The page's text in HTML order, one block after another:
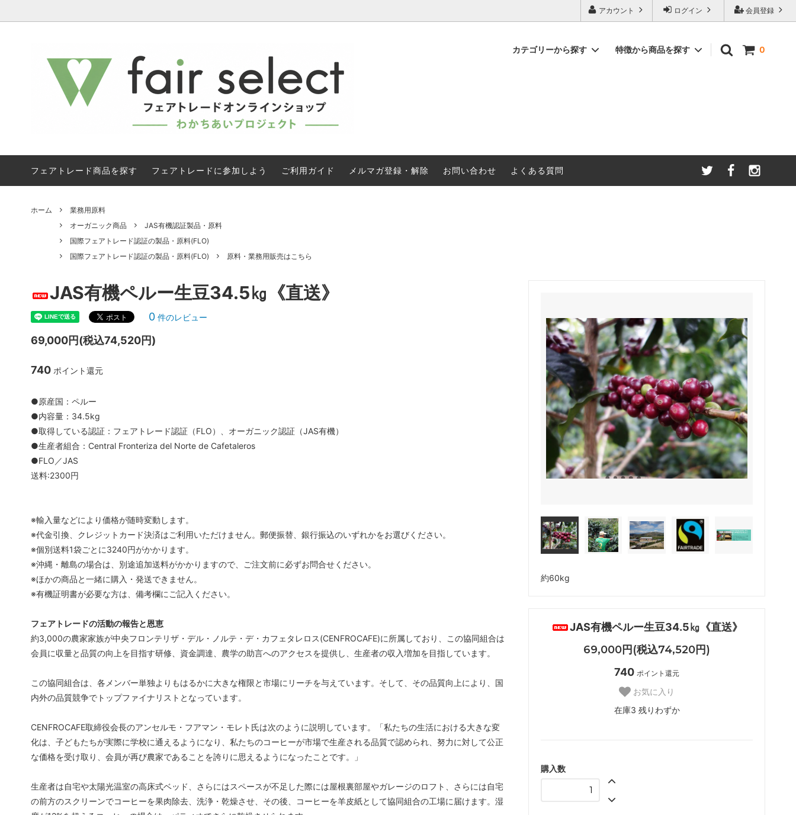
会員登録
ログイン
アカウント
0
カテゴリーから探す
フェアトレード有機 焙煎コーヒー 《直
送》
フェアトレード有機 大容量焙煎コーヒー
《直送》
ドリップバッグコーヒー ・焙煎コーヒー ジャム | はちみつ
コスメ | 石けん コットン製品 WFTO加盟団体の製品など フェアトレードサッカーボール
ギフト
特徴から商品を探す
セール商品 子供に伝えるフェアトレード
フェアトレードブランドから探す オーガニック商品
フェアトレード商品を探す フェアトレードに参加しよう ご利用ガイド メルマガ登録・解除 お問い合わせ よくある質問
ホーム
業務用原料
オーガニック商品
JAS有機認証製品・原料
国際フェアトレード認証の製品・原料(FLO)
国際フェアトレード認証の製品・原料(FLO)
原料・業務用販売はこちら
約60kg
JAS有機ペルー生豆34.5㎏《直送》
69,000円(税込74,520円)
740 ポイント還元
お気に入り
在庫3 残りわずか
購入数
JAS有機ペルー生豆34.5㎏《直送》
0 件のレビュー
69,000円(税込74,520円)
740 ポイント還元
●原産国：ペルー
●内容量：34.5kg
●取得している認証：フェアトレード認証（FLO）、オーガニック認証（JAS有機）
●生産者組合：Central Fronteriza del Norte de Cafetaleros
●FLO／JAS
送料:2300円
※輸入量などにより価格が随時変動します。
※代金引換、クレジットカード決済はご利用いただけません。郵便振替、銀行振込のいずれかをお選びください。
※個別送料1袋ごとに3240円がかかります。
※沖縄・離島の場合は、別途追加送料がかかりますので、ご注文前に必ずお問合せください。
※ほかの商品と一緒に購入・発送できません。
※有機証明書が必要な方は、備考欄にご記入ください。
フェアトレードの活動の報告と恩恵
約3,000の農家家族が中央フロンテリザ・デル・ノルテ・デ・カフェタレロス(CENFROCAFE)に所属しており、この協同組合は
会員に収量と品質の向上を目指す研修、資金調達、農学の助言へのアクセスを提供し、生産者の収入増加を目指しています。
この協同組合は、各メンバー単独よりもはるかに大きな権限と市場にリーチを与えています。そして、その品質向上により、国
内外の品質競争でトップファイナリストとなっています。
CENFROCAFE取締役会長のアンセルモ・フアマン・モレト氏は次のように説明しています。「私たちの生活における大きな変
化は、子どもたちが実際に学校に通えるようになり、私たちのコーヒーが市場で生産される品質で認められ、努力に対して公正
な価格を受け取り、会員が再び農家であることを誇りに思えるようになったことです。」
生産者は自宅や太陽光温室の高床式ベッド、さらにはスペースが不足した際には屋根裏部屋やガレージのロフト、さらには自宅
の前方のスクリーンでコーヒーを果肉除去、洗浄・乾燥させ、その後、コーヒーを羊皮紙として協同組合の工場に届けます。湿